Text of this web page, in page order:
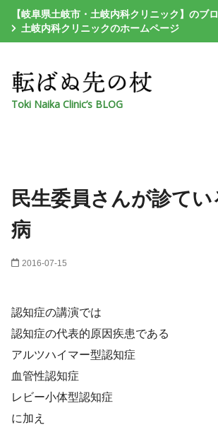
【岐阜県土岐市・土岐内科クリニック】のブ
土岐内科クリニックのホームページ
Toki Naika Clinic’s BLOG
民生委員さんが診てい
病
2016-07-15
認知症の講演では
認知症の代表的原因疾患である
アルツハイマー型認知症
血管性認知症
レビー小体型認知症
に加え